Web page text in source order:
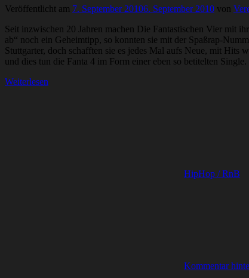
Veröffentlicht am 7. September 20106. September 2010 von
Seit inzwischen 20 Jahren machen Die Fantastischen Vier mit
ab“ noch ein Geheimtipp, so konnten sie mit der Spaßrap-
Stuttgarter, doch schafften sie es jedes Mal aufs Neue, mit Hits
und dies tun die Fanta 4 im Form einer eben so betitelten Single.
Weiterlesen
HipHop / RnB
Kommentar